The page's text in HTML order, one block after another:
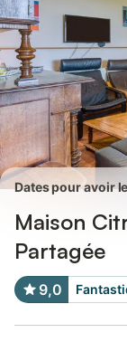
Dates pour avoir
Maison
Partagée
9,0